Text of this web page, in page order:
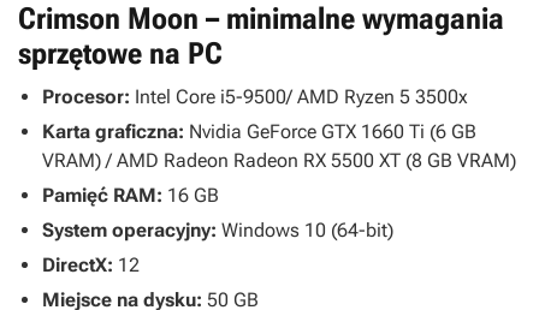
Crimson Moon – minimalne wymagania
sprzętowe na PC
Procesor: Intel Core i5-9500/ AMD Ryzen 5 3500x
Karta graficzna: Nvidia GeForce GTX 1660 Ti (6 GB
VRAM) / AMD Radeon Radeon RX 5500 XT (8 GB VRAM)
Pamięć RAM: 16 GB
System operacyjny: Windows 10 (64-bit)
DirectX: 12
Miejsce na dysku: 50 GB